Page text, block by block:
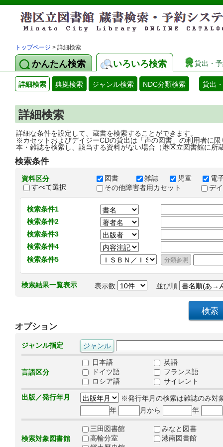
トップページ > 詳細検索
かんたん検索 いろいろ検索 貸出・
詳細検索 典拠検索 ジャンル検索 NDC分類検索 貸出
詳細検索
詳細な条件を設定して、蔵書を検索することができます。
※カセットおよびデイジーCDの貸出は「声の図書」の利用者に限
本・雑誌を検索し、該当する資料がない場合（港区立図書館に所
検索条件
資料区分
すべて選択
図書 雑誌 児童
電
その他障害者用カセット
デ
検索条件1
検索条件2
検索条件3
検索条件4
検索条件5
検索結果一覧表示 表示数 並び順
オプション
ジャンル指定
言語区分
日本語
英語
ドイツ語
フランス語
ロシア語
サイレント
出版／発行年月
※発行年月の検索は雑誌のみ対
年
月から 年
検索対象図書館
三田図書館
みなと図書
高輪分室
港南図書館